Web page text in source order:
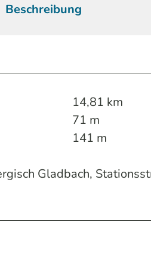
Beschreibung
14,81 km
71 m
141 m
Gladbach,